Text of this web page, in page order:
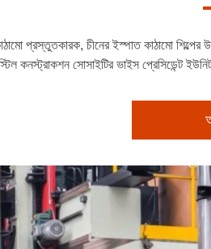
প্রস্তুতকারক, চীনের ইস্পাত কাঠামো শিল্পের
স্টিল কনস্ট্রাকশন সোসাইটির ভাইস প্রেসিডেন্ট